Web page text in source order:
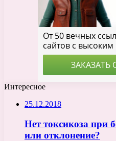
Интересное
25.12.2018
Нет токсикоза при
или отклонение?